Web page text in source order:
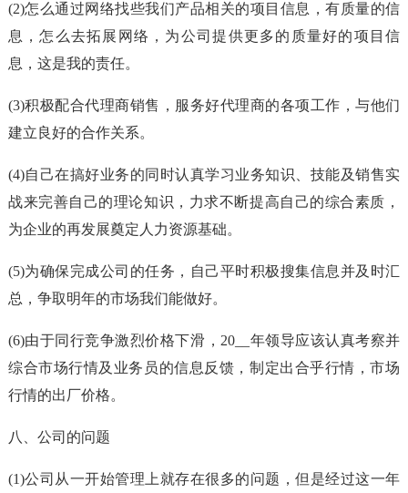
(2)怎么通过网络找些我们产品相关的项目信息，有质量的信
息，怎么去拓展网络，为公司提供更多的质量好的项目信
息，这是我的责任。
(3)积极配合代理商销售，服务好代理商的各项工作，与他们
建立良好的合作关系。
(4)自己在搞好业务的同时认真学习业务知识、技能及销售实
战来完善自己的理论知识，力求不断提高自己的综合素质，
为企业的再发展奠定人力资源基础。
(5)为确保完成公司的任务，自己平时积极搜集信息并及时汇
总，争取明年的市场我们能做好。
(6)由于同行竞争激烈价格下滑，20__年领导应该认真考察并
综合市场行情及业务员的信息反馈，制定出合乎行情，市场
行情的出厂价格。
八、公司的问题
(1)公司从一开始管理上就存在很多的问题，但是经过这一年